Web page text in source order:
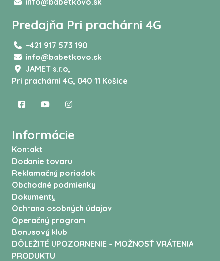
info@babetkovo.sk
Predajňa Pri prachárni 4G
+421 917 573 190
info@babetkovo.sk
JAMET s.r.o,
Pri prachárni 4G, 040 11 Košice
Informácie
Kontakt
Dodanie tovaru
Reklamačný poriadok
Obchodné podmienky
Dokumenty
Ochrana osobných údajov
Operačný program
Bonusový klub
DÔLEŽITÉ UPOZORNENIE – MOŽNOSŤ VRÁTENIA
PRODUKTU